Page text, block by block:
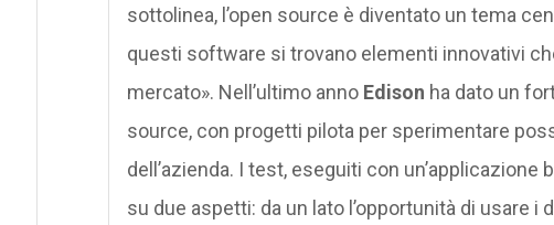
sottolinea, l’open source è diventato un tema
questi software si trovano elementi innovativi
mercato». Nell’ultimo annoEdison ha dato un
source, con progetti pilota per sperimentare
dell’azienda. I test, eseguiti con
su due aspetti: da un lato l’opportunità di usare